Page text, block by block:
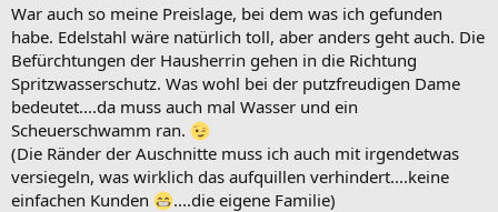
War auch so meine Preislage, bei dem was ich gefunden
habe. Edelstahl wäre natürlich toll, aber anders geht auch. Die
Befürchtungen der Hausherrin gehen in die Richtung
Spritzwasserschutz. Was wohl bei der putzfreudigen Dame
bedeutet....da muss auch mal Wasser und ein
Scheuerschwamm ran.
(Die Ränder der Auschnitte muss ich auch mit irgendetwas
versiegeln, was wirklich das aufquillen verhindert....keine
einfachen Kunden
....die eigene Familie)